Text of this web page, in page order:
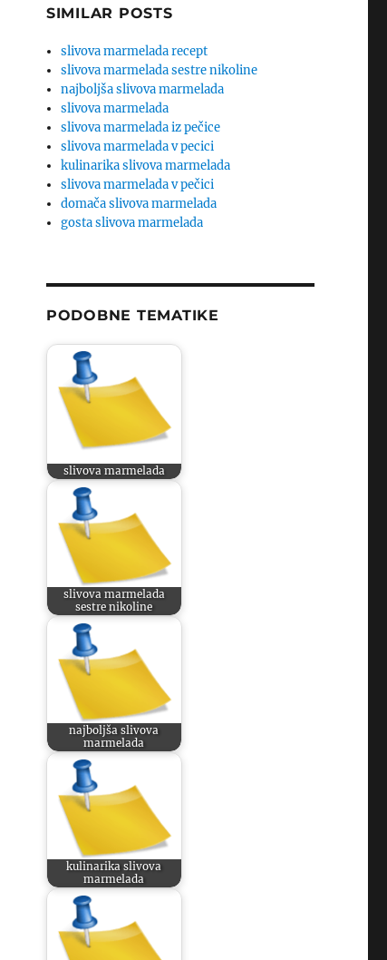
SIMILAR POSTS
slivova marmelada recept
slivova marmelada sestre nikoline
najboljša slivova marmelada
slivova marmelada
slivova marmelada iz pečice
slivova marmelada v pecici
kulinarika slivova marmelada
slivova marmelada v pečici
domača slivova marmelada
gosta slivova marmelada
PODOBNE TEMATIKE
slivova marmelada
slivova marmelada
sestre nikoline
najboljša slivova
marmelada
kulinarika slivova
marmelada